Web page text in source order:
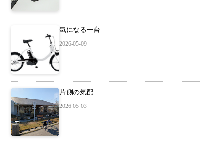
気になる一台
2026-05-09
片側の気配
2026-05-03